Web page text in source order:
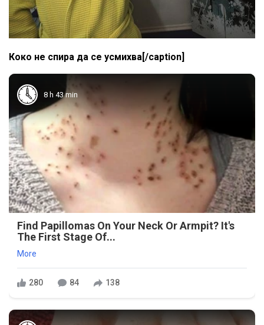
Коко не спира да се усмихва[/caption]
8 h 43 min
Find Papillomas On Your Neck Or Armpit? It's
The First Stage Of...
More
280 84 138